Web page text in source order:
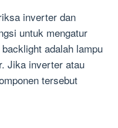
inverter dan
untuk mengatur
adalah lampu
Jika inverter atau
tersebut